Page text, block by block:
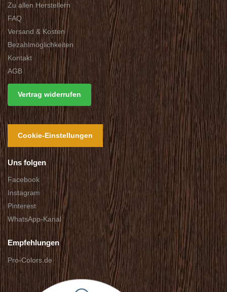
Zu allen Herstellern
FAQ
Versand & Kosten
Bezahlmöglichkeiten
Kontakt
AGB
Vertrag widerrufen
Cookie-Einstellungen
Uns folgen
Facebook
Instagram
Pinterest
WhatsApp-Kanal
Empfehlungen
Pro-Colors.de